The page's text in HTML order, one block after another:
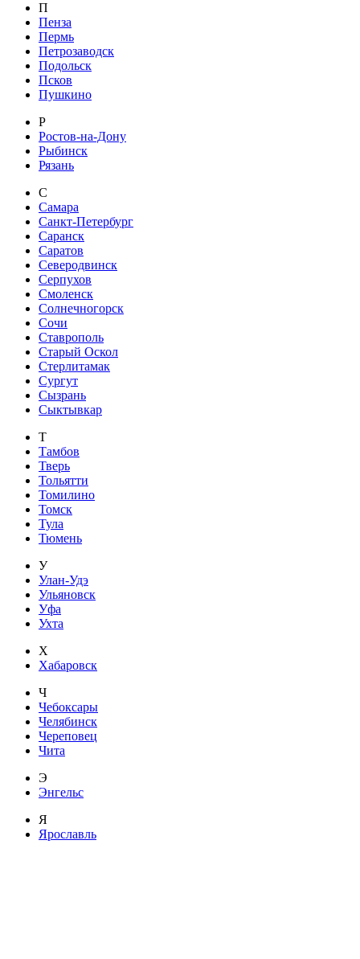
П
Пенза
Пермь
Петрозаводск
Подольск
Псков
Пушкино
Р
Ростов-на-Дону
Рыбинск
Рязань
С
Самара
Санкт-Петербург
Саранск
Саратов
Северодвинск
Серпухов
Смоленск
Солнечногорск
Сочи
Ставрополь
Старый Оскол
Стерлитамак
Сургут
Сызрань
Сыктывкар
Т
Тамбов
Тверь
Тольятти
Томилино
Томск
Тула
Тюмень
У
Улан-Удэ
Ульяновск
Уфа
Ухта
Х
Хабаровск
Ч
Чебоксары
Челябинск
Череповец
Чита
Э
Энгельс
Я
Ярославль